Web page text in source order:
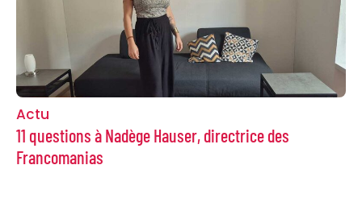
Actu
11 questions à Nadège Hauser, directrice des
Francomanias